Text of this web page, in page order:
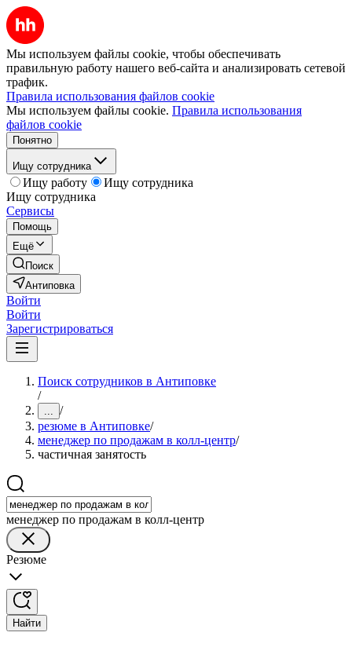
Мы используем файлы cookie, чтобы обеспечивать
правильную работу нашего веб-сайта и анализировать сетевой
трафик.
Правила использования файлов cookie
Мы используем файлы cookie. Правила использования
файлов cookie
Понятно
Ищу сотрудника
Ищу работу
Ищу сотрудника
Ищу сотрудника
Сервисы
Помощь
Ещё
Поиск
Антиповка
Войти
Войти
Зарегистрироваться
Поиск сотрудников в Антиповке
/
... /
резюме в Антиповке/
менеджер по продажам в колл-центр/
частичная занятость
менеджер по продажам в колл-центр
Резюме
Найти